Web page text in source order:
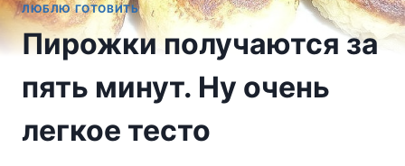
ЛЮБЛЮ ГОТОВИТЬ
Пирожки получаются за
пять минут. Ну очень
легкое тесто